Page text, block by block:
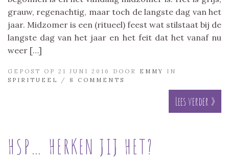
grauw, regenachtig, maar toch de langste dag van het
jaar. Midzomer is een (ritueel) feest wat stilstaat bij de
langste dag van het jaar en het feit dat het vanaf nu
weer […]
GEPOST OP 21 JUNI 2016 DOOR EMMY
IN
SPIRITUEEL
/ 8 COMMENTS
Lees verder »
HSP… HERKEN JIJ HET?